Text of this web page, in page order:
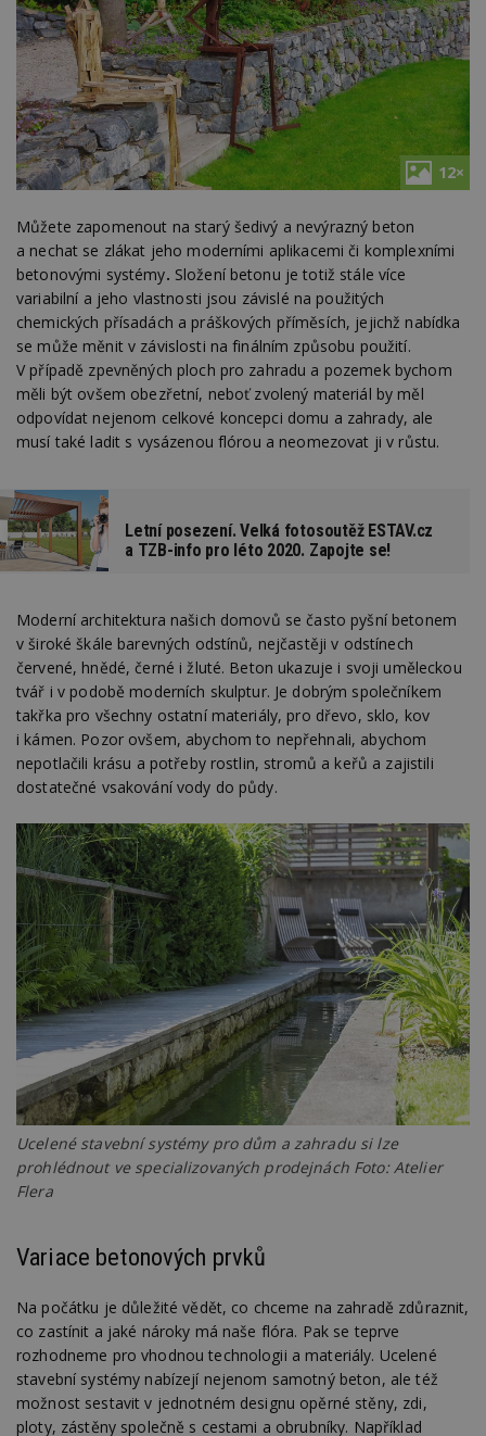
12×
Můžete zapomenout na starý šedivý a nevýrazný beton
a nechat se zlákat jeho moderními aplikacemi či komplexními
betonovými systémy. Složení betonu je totiž stále více
variabilní a jeho vlastnosti jsou závislé na použitých
chemických přísadách a práškových příměsích, jejichž nabídka
se může měnit v závislosti na finálním způsobu použití.
V případě zpevněných ploch pro zahradu a pozemek bychom
měli být ovšem obezřetní, neboť zvolený materiál by měl
odpovídat nejenom celkové koncepci domu a zahrady, ale
musí také ladit s vysázenou flórou a neomezovat ji v růstu.
Letní posezení. Velká fotosoutěž ESTAV.cz
a TZB-info pro léto 2020. Zapojte se!
Moderní architektura našich domovů se často pyšní betonem
v široké škále barevných odstínů, nejčastěji v odstínech
červené, hnědé, černé i žluté. Beton ukazuje i svoji uměleckou
tvář i v podobě moderních skulptur. Je dobrým společníkem
takřka pro všechny ostatní materiály, pro dřevo, sklo, kov
i kámen. Pozor ovšem, abychom to nepřehnali, abychom
nepotlačili krásu a potřeby rostlin, stromů a keřů a zajistili
dostatečné vsakování vody do půdy.
Ucelené stavební systémy pro dům a zahradu si lze
prohlédnout ve specializovaných prodejnách Foto: Atelier
Flera
Variace betonových prvků
Na počátku je důležité vědět, co chceme na zahradě zdůraznit,
co zastínit a jaké nároky má naše flóra. Pak se teprve
rozhodneme pro vhodnou technologii a materiály. Ucelené
stavební systémy nabízejí nejenom samotný beton, ale též
možnost sestavit v jednotném designu opěrné stěny, zdi,
ploty, zástěny společně s cestami a obrubníky. Například